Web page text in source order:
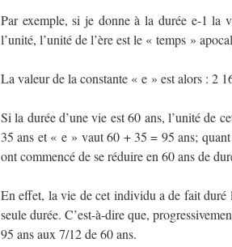
Par exemple, si je donne à la durée e-1 la
l’unité, l’unité de l’ère est le « temps »
La valeur de la constante « e » est alors : 2
Si la durée d’une vie est 60 ans, l’unité de
35 ans et « e » vaut 60 + 35 = 95 ans;
ont commencé de se réduire en 60 ans de
En effet, la vie de cet individu a de fait duré
seule durée. C’est-à-dire que,
95 ans aux 7/12 de 60 ans.